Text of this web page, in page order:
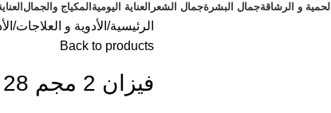
الحمية و الرشاقةجمال البشرةجمال الشعر العناية اليومية المكياج والجمال
الرئيسية الأدوية و العلاجات
Back to products
فيزان 2 مجم 28 قرص